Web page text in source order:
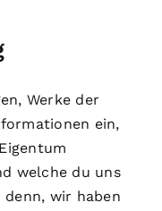
Werke der
ein,
welche du uns
wir haben